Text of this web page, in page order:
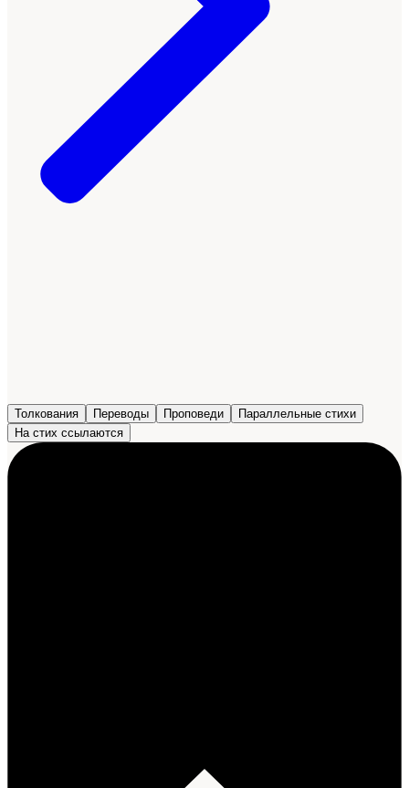
Толкования Переводы Проповеди
Параллельные стихи
На стих ссылаются